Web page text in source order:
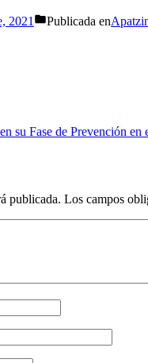
2021 Publicada en
su Fase de Prevención
publicada. Los campos